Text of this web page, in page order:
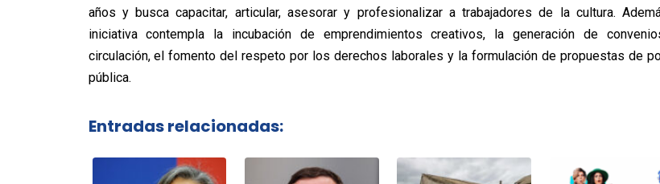
años y busca capacitar, articular, asesorar y profesionalizar a trabajadores de la cultura.
iniciativa contempla la incubación de emprendimientos creativos, la generación de
circulación, el fomento del respeto por los derechos laborales y la formulación de propuestas de
pública.
Entradas relacionadas: